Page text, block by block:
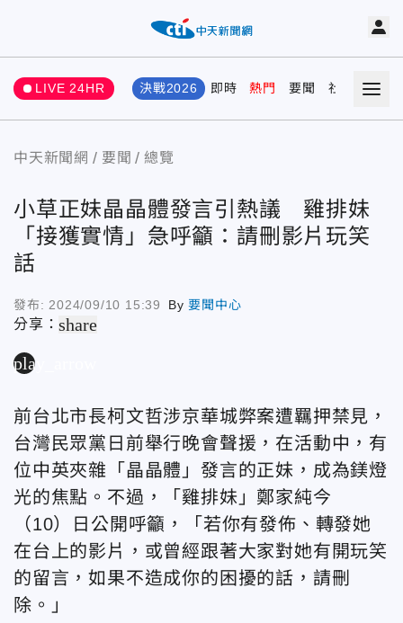
LIVE 24HR 決戰2026 即時 熱門 要聞 社會 娛樂
中天新聞網 要聞 總覽
小草正妹晶晶體發言引熱議 雞排妹
「接獲實情」急呼籲：請刪影片玩笑
話
發布: 2024/09/10 15:39 By要聞中心
分享：share
play_arrow
前台北市長柯文哲涉京華城弊案遭羈押禁見，
台灣民眾黨日前舉行晚會聲援，在活動中，有
位中英夾雜「晶晶體」發言的正妹，成為鎂燈
光的焦點。不過，「雞排妹」鄭家純今
（10）日公開呼籲，「若你有發佈、轉發她
在台上的影片，或曾經跟著大家對她有開玩笑
的留言，如果不造成你的困擾的話，請刪
除。」